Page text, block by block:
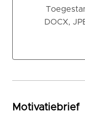
Bestand
DOCX,
Motivatiebrief